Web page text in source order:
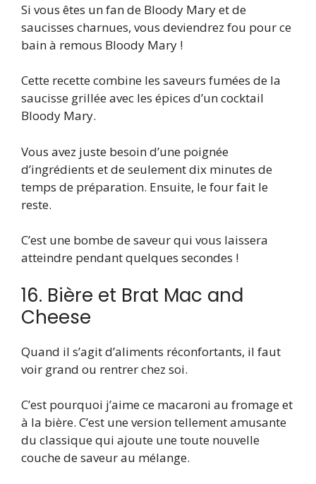
Si vous êtes un fan de Bloody Mary et de
saucisses charnues, vous deviendrez fou pour ce
bain à remous Bloody Mary !
Cette recette combine les saveurs fumées de la
saucisse grillée avec les épices d’un cocktail
Bloody Mary.
Vous avez juste besoin d’une poignée
d’ingrédients et de seulement dix minutes de
temps de préparation. Ensuite, le four fait le
reste.
C’est une bombe de saveur qui vous laissera
atteindre pendant quelques secondes !
16. Bière et Brat Mac and
Cheese
Quand il s’agit d’aliments réconfortants, il faut
voir grand ou rentrer chez soi.
C’est pourquoi j’aime ce macaroni au fromage et
à la bière. C’est une version tellement amusante
du classique qui ajoute une toute nouvelle
couche de saveur au mélange.